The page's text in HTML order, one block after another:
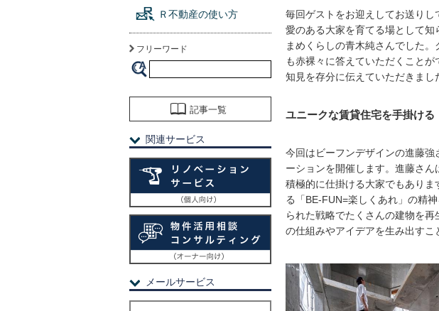
毎回ゲストをお迎えしてお送り
愛のある大家を育てる場として
まめくらしの青木純さんでした
も赤裸々に答えていただくこと
知見を存分に伝えていただきまし
ユニークな賃貸住宅を手掛ける
今回はビーフンデザインの進藤
ーションを開催します。進藤さ
積極的に仕掛ける大家でもあり
る「BE-FUN=楽しくあれ」の精
られた戦略でたくさんの建物を
の仕組みやアイデアを生み出すこ
Ｒ不動産の使い方
フリーワード
記事一覧
関連サービス
メールサービス